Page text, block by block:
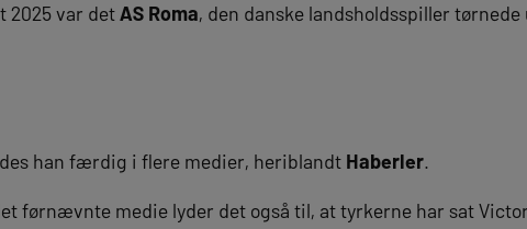
2025 var detAS Roma, den danske landsholdsspiller tørnede
han færdig i flere medier, heriblandt Haberler.
førnævnte medie lyder det også til, at tyrkerne har sat